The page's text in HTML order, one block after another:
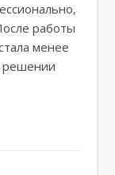
работы
менее
решении